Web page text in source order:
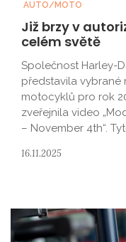
AUTO/MOTO
Již brzy v
celém světě
Společnost Harley-
představila vybrané
motocyklů pro rok
zveřejnila video
– November 4th“.
16.11.2025